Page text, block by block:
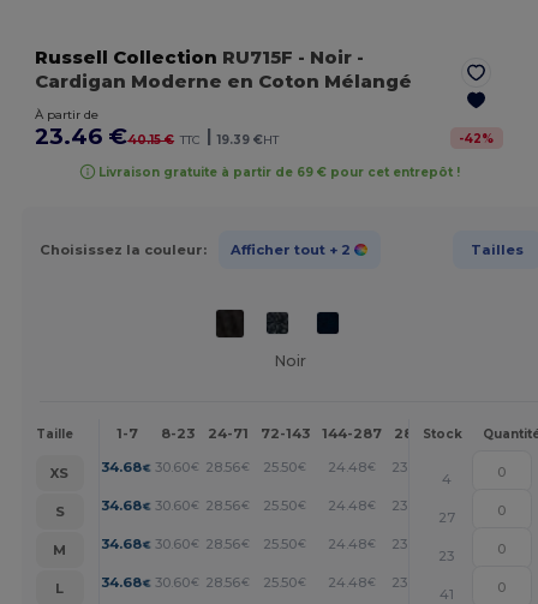
Russell Collection RU715F - Noir -
Cardigan Moderne en Coton Mélangé
À partir de
23.46 €40.15 € TTC | 19.39 €HT -42%
Livraison gratuite à partir de 69 € pour cet entrepôt !
Choisissez la couleur: Afficher tout + 2 Tailles
Noir
Taille 1-7 8-23 24-71 72-143 144-287 288 + Plus
Stock
XS 34.68€ 30.60€ 28.56€ 25.50€ 24.48€ 23.46
4
S
34.68€ 30.60€ 28.56€ 25.50€ 24.48€ 23.46
27
M
34.68€ 30.60€ 28.56€ 25.50€ 24.48€ 23.46
23
L
34.68€ 30.60€ 28.56€ 25.50€ 24.48€ 23.46
41